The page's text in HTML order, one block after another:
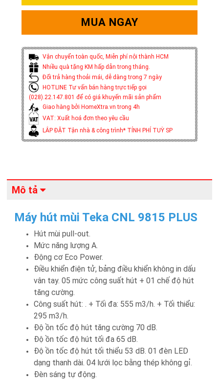
MUA NGAY
Vận chuyển toàn quốc, Miễn phí nội thành HCM
Nhiều quà tặng KM hấp dẫn trong tháng.
Đổi trả hàng thoải mái, dễ dàng trong 7 ngày
HOTLINE Tư vấn bán hàng trực tiếp gọi
(028).22.147.801 để có giá khuyến mãi sản phẩm
Giao hàng bởi HomeXtra.vn trong 4h
VAT: Xuất hoá đơn theo yêu cầu
LẮP ĐẶT Tận nhà & công trình* TÍNH PHÍ TUỲ SP
Mô tả
Máy hút mùi Teka CNL 9815 PLUS
Hút mùi pull-out.
Mức năng lượng A.
Động cơ Eco Power.
Điều khiển điện tử, bảng điều khiển không in dấu
vân tay. 05 mức công suất hút + 01 chế độ hút
tăng cường.
Công suất hút: . + Tối đa: 555 m3/h. + Tối thiểu:
295 m3/h.
Độ ồn tốc độ hút tăng cường 70 dB.
Độ ồn tốc độ hút tối đa 65 dB.
Độ ồn tốc độ hút tối thiểu 53 dB. 01 đèn LED
dạng thanh dài. 04 lưới lọc bằng thép không gỉ.
Đèn sáng tự động.